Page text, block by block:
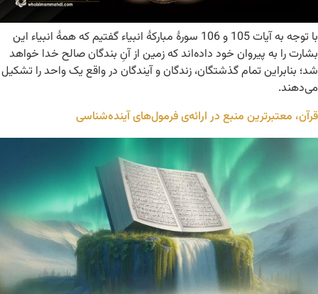
با توجه به آیات 105 و 106 سورۀ مبارکۀ انبیاء گفتیم که همۀ انبیاء این
بشارت را به پیروان خود داده‌اند که زمین از آنِ بندگان صالح خدا خواهد
شد؛ بنابراین تمام گذشتگان، زندگان و آیندگان در واقع یک واحد را تشکیل
می‌دهند.
قرآن، معتبرترین منبع در ارائه‌ی فرمول‌های آینده‌شناسی